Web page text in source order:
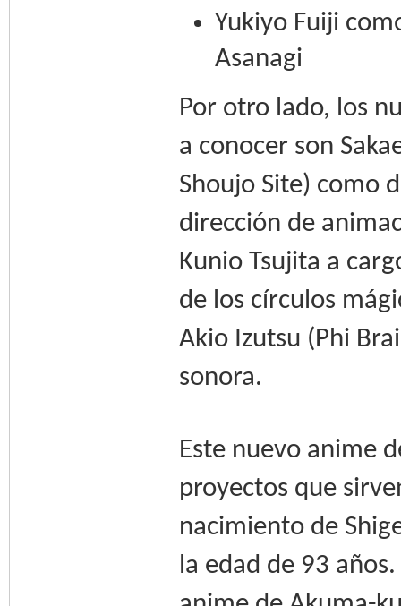
Yukiyo Fuiji
Asanagi
Por otro lado, los
a conocer son
Shoujo Site) como
dirección de
Kunio Tsujita a
de los círculos
Akio Izutsu (Phi
sonora.
Este nuevo anime
proyectos que
nacimiento de
la edad de 93